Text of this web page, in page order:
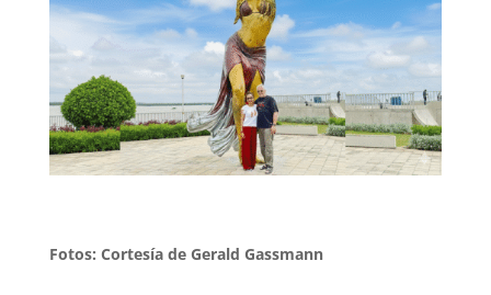
Fotos: Cortesía de Gerald Gassmann